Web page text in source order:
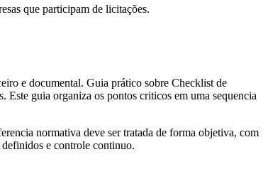
que participam de licitações.
e documental. Guia prático sobre Checklist de
Este guia organiza os pontos criticos em uma sequencia
normativa deve ser tratada de forma objetiva, com
e controle continuo.